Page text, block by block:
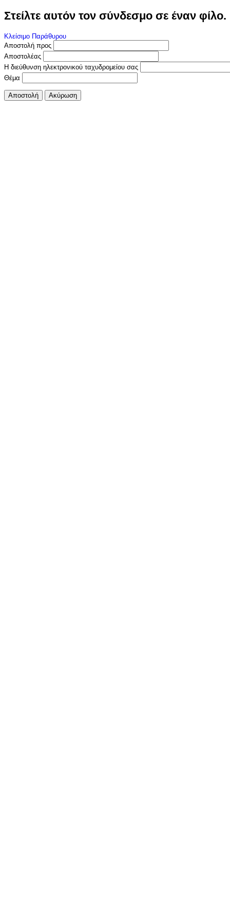
Στείλτε αυτόν τον σύνδεσμο σε έναν φίλο.
Κλείσιμο Παράθυρου
Αποστολή προς
Αποστολέας
Η διεύθυνση ηλεκτρονικού ταχυδρομείου σας
Θέμα
Αποστολή Ακύρωση